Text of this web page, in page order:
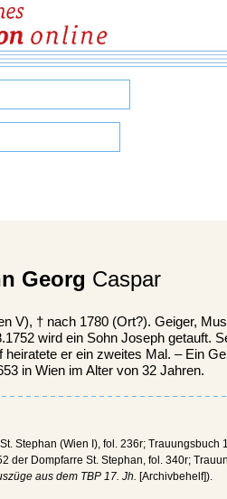
Georg Caspar
V), † nach 1780 (Ort?). Geiger,
wird ein Sohn Joseph getauft.
heiratete er ein zweites Mal. – Ein
in Wien im Alter von 32 Jahren.
Stephan (Wien I), fol. 236r; Trauungsbuch
der Dompfarre St. Stephan, fol. 340r;
aus dem TBP 17. Jh. [Archivbehelf]).